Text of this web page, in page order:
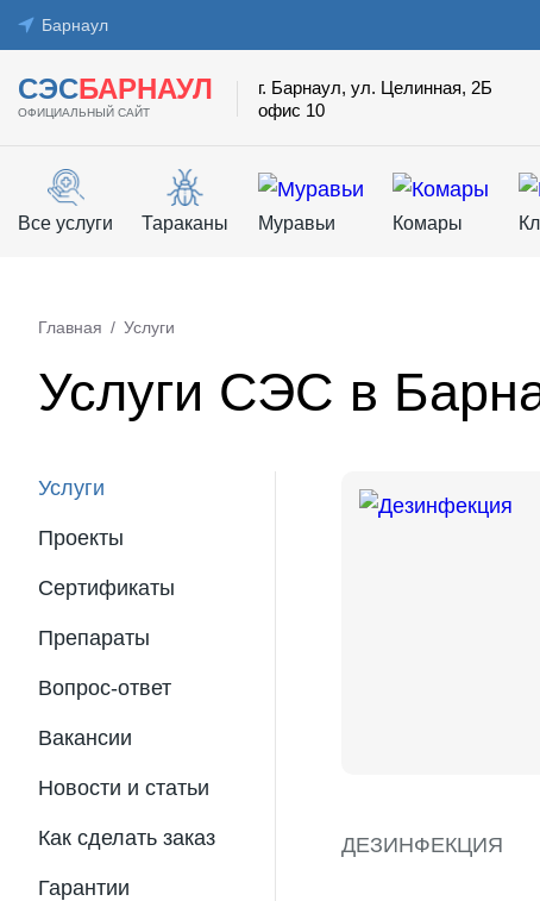
Барнаул
СЭСБАРНАУЛ
ОФИЦИАЛЬНЫЙ САЙТ
г. Барнаул, ул. Целинная, 2Б
офис 10
Все услуги Тараканы Муравьи Комары
Главная / Услуги
Услуги СЭС в
Услуги
Проекты
Сертификаты
Препараты
Вопрос-ответ
Вакансии
Новости и статьи
Как сделать заказ
Гарантии
ДЕЗИНФЕКЦИЯ